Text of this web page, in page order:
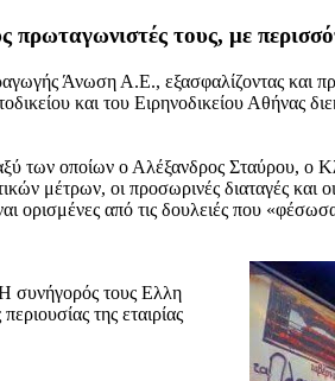
πρωταγωνιστές τους, με
Άνωση Α.Ε., εξασφαλίζοντας και
και του Ειρηνοδικείου Αθήνας
των οποίων ο Αλέξανδρος Σταύρου, ο
μέτρων, οι προσωρινές διαταγές και
ορισμένες από τις δουλειές που
συνήγορός τους Ελλη
της εταιρίας